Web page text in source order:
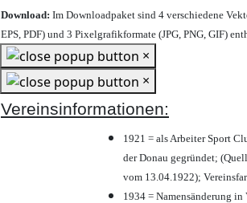
Download: Im Downloadpaket sind 4 verschiedene
EPS, PDF) und 3 Pixelgrafikformate (JPG, PNG, GIF)
×
×
Vereinsinformationen:
1921 = als Arbeiter Sport
der Donau gegründet;
vom 13.04.1922);
1934 = Namensänderung